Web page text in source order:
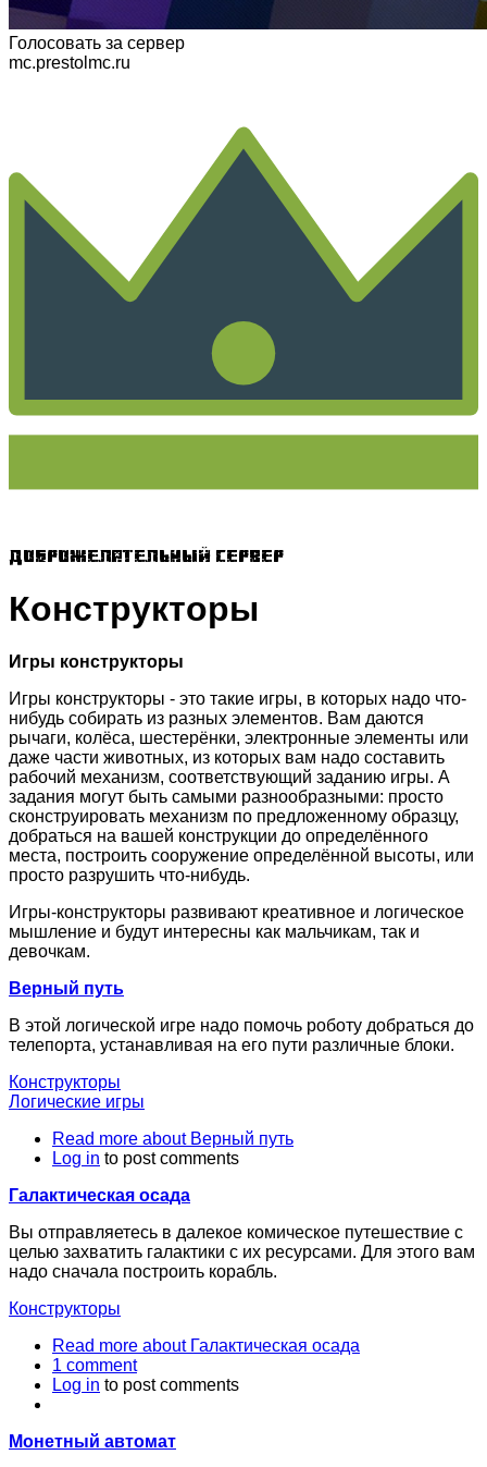
Голосовать за сервер
mc.prestolmc.ru
Доброжелательный сервер
Конструкторы
Игры конструкторы
Игры конструкторы - это такие игры, в которых надо что-
нибудь собирать из разных элементов. Вам даются
рычаги, колёса, шестерёнки, электронные элементы или
даже части животных, из которых вам надо составить
рабочий механизм, соответствующий заданию игры. А
задания могут быть самыми разнообразными: просто
сконструировать механизм по предложенному образцу,
добраться на вашей конструкции до определённого
места, построить сооружение определённой высоты, или
просто разрушить что-нибудь.
Игры-конструкторы развивают креативное и логическое
мышление и будут интересны как мальчикам, так и
девочкам.
Верный путь
В этой логической игре надо помочь роботу добраться до
телепорта, устанавливая на его пути различные блоки.
Конструкторы
Логические игры
Read more about Верный путь
Log in to post comments
Галактическая осада
Вы отправляетесь в далекое комическое путешествие с
целью захватить галактики с их ресурсами. Для этого вам
надо сначала построить корабль.
Конструкторы
Read more about Галактическая осада
1 comment
Log in to post comments
Монетный автомат